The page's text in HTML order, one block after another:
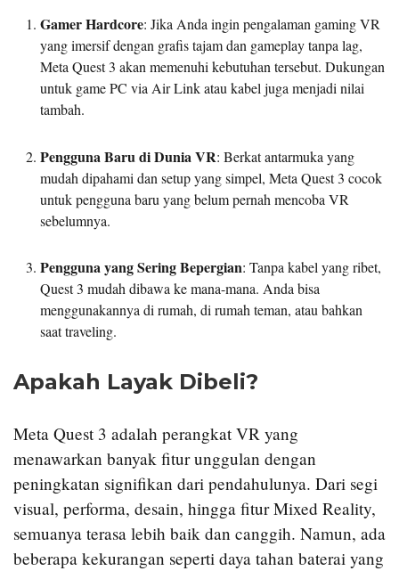
Gamer Hardcore: Jika Anda ingin pengalaman gaming VR
yang imersif dengan grafis tajam dan gameplay tanpa lag,
Meta Quest 3 akan memenuhi kebutuhan tersebut. Dukungan
untuk game PC via Air Link atau kabel juga menjadi nilai
tambah.
Pengguna Baru di Dunia VR: Berkat antarmuka yang
mudah dipahami dan setup yang simpel, Meta Quest 3 cocok
untuk pengguna baru yang belum pernah mencoba VR
sebelumnya.
Pengguna yang Sering Bepergian: Tanpa kabel yang ribet,
Quest 3 mudah dibawa ke mana-mana. Anda bisa
menggunakannya di rumah, di rumah teman, atau bahkan
saat traveling.
Apakah Layak Dibeli?
Meta Quest 3 adalah perangkat VR yang
menawarkan banyak fitur unggulan dengan
peningkatan signifikan dari pendahulunya. Dari segi
visual, performa, desain, hingga fitur Mixed Reality,
semuanya terasa lebih baik dan canggih. Namun, ada
beberapa kekurangan seperti daya tahan baterai yang